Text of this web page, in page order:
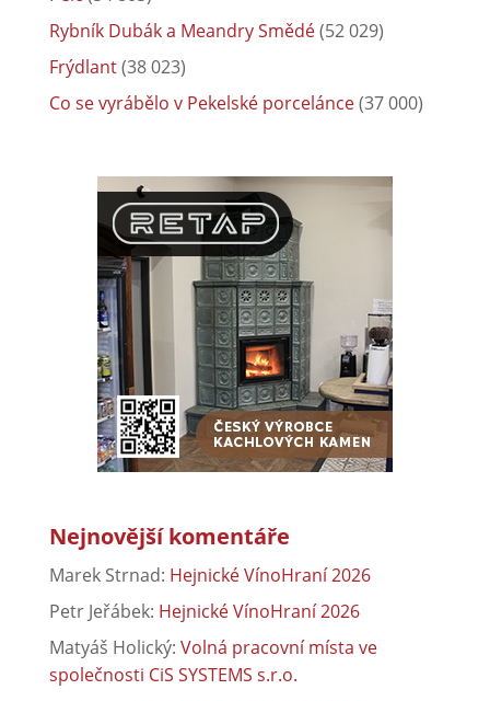
Rybník Dubák a Meandry Smědé(52 029)
Frýdlant(38 023)
Co se vyrábělo v Pekelské porcelánce(37 000)
Nejnovější komentáře
Marek Strnad: Hejnické VínoHraní 2026
Petr Jeřábek: Hejnické VínoHraní 2026
Matyáš Holický: Volná pracovní místa ve
společnosti CiS SYSTEMS s.r.o.